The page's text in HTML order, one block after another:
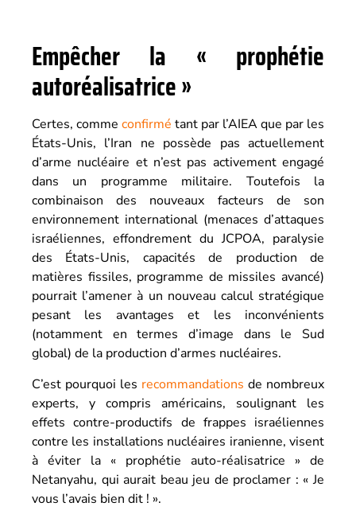
Empêcher la « prophétie
autoréalisatrice »
Certes, comme confirmé tant par l’AIEA que par les
États-Unis, l’Iran ne possède pas actuellement
d’arme nucléaire et n’est pas activement engagé
dans un programme militaire. Toutefois la
combinaison des nouveaux facteurs de son
environnement international (menaces d’attaques
israéliennes, effondrement du JCPOA, paralysie
des États-Unis, capacités de production de
matières fissiles, programme de missiles avancé)
pourrait l’amener à un nouveau calcul stratégique
pesant les avantages et les inconvénients
(notamment en termes d’image dans le Sud
global) de la production d’armes nucléaires.
C’est pourquoi les recommandations de nombreux
experts, y compris américains, soulignant les
effets contre-productifs de frappes israéliennes
contre les installations nucléaires iranienne, visent
à éviter la « prophétie auto-réalisatrice » de
Netanyahu, qui aurait beau jeu de proclamer : « Je
vous l’avais bien dit ! ».